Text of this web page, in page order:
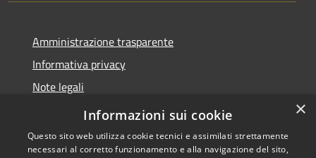
Amministrazione trasparente
Informativa privacy
Note legali
Dichiarazione di accessibilità
×
Informazioni sui cookie
Questo sito web utilizza cookie tecnici e assimilati strettamente
necessari al corretto funzionamento e alla navigazione del sito,